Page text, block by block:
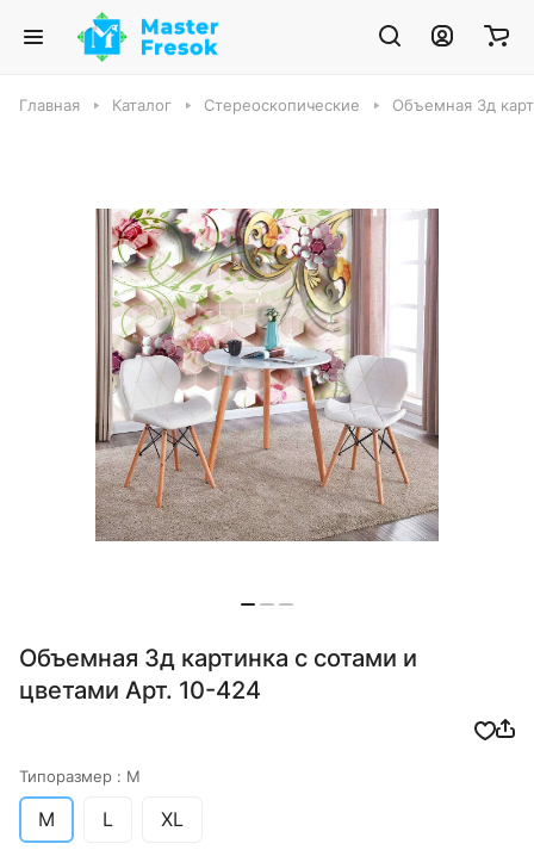
Главная Каталог Стереоскопические Объемная 3д
Объемная 3д картинка с сотами и
цветами Арт. 10-424
Типоразмер : M
M L XL